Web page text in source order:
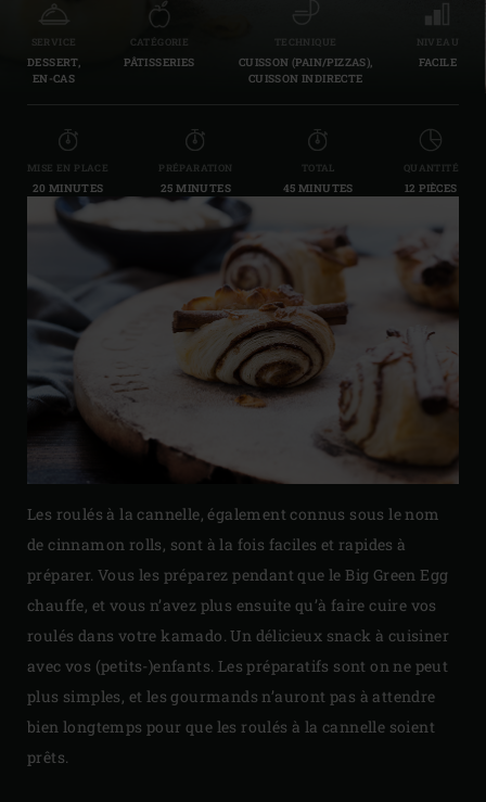
SERVICE
DESSERT,
EN-CAS
CATÉGORIE
PÂTISSERIES
TECHNIQUE
CUISSON (PAIN/PIZZAS),
CUISSON INDIRECTE
NIVEAU
FACILE
MISE EN PLACE
20 MINUTES
PRÉPARATION
25 MINUTES
TOTAL
45 MINUTES
QUANTITÉ
12 PIÈCES
Les roulés à la cannelle, également connus sous le nom
de cinnamon rolls, sont à la fois faciles et rapides à
préparer. Vous les préparez pendant que le Big Green Egg
chauffe, et vous n’avez plus ensuite qu’à faire cuire vos
roulés dans votre kamado. Un délicieux snack à cuisiner
avec vos (petits-)enfants. Les préparatifs sont on ne peut
plus simples, et les gourmands n’auront pas à attendre
bien longtemps pour que les roulés à la cannelle soient
prêts.